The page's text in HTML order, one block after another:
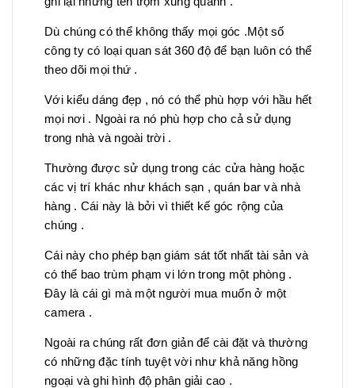
Dù chúng có thể không thấy mọi góc .Một số
công ty có loại quan sát 360 độ để bạn luôn có thể
theo dõi mọi thứ .
Với kiểu dáng đẹp , nó có thể phù hợp với hầu hết
mọi nơi . Ngoài ra nó phù hợp cho cả sử dụng
trong nhà và ngoài trời .
Thường được sử dụng trong các cửa hàng hoặc
các vị trí khác như khách sạn , quán bar và nhà
hàng . Cái này là bởi vì thiết kế góc rộng của
chúng .
Cái này cho phép bạn giám sát tốt nhất tài sản và
có thể bao trùm phạm vi lớn trong một phòng .
Đây là cái gì mà một người mua muốn ở một
camera .
Ngoài ra chúng rất đơn giản để cài đặt và thường
có những đặc tính tuyệt vời như khả năng hồng
ngoại và ghi hình độ phân giải cao .